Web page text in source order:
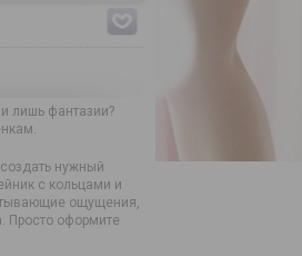
лишь фантазии?
нужный
с кольцами и
ощущения,
Просто оформите